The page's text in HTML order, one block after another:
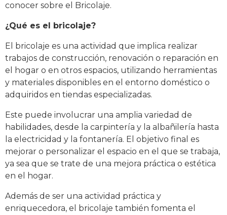
conocer sobre el Bricolaje.
¿Qué es el bricolaje?
El bricolaje es una actividad que implica realizar
trabajos de construcción, renovación o reparación en
el hogar o en otros espacios, utilizando herramientas
y materiales disponibles en el entorno doméstico o
adquiridos en tiendas especializadas.
Este puede involucrar una amplia variedad de
habilidades, desde la carpintería y la albañilería hasta
la electricidad y la fontanería. El objetivo final es
mejorar o personalizar el espacio en el que se trabaja,
ya sea que se trate de una mejora práctica o estética
en el hogar.
Además de ser una actividad práctica y
enriquecedora, el bricolaje también fomenta el